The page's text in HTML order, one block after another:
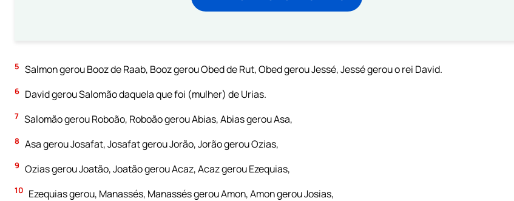
5 Salmon gerou Booz de Raab, Booz gerou Obed de Rut, Obed gerou Jessé, Jessé gerou o rei David.
6 David gerou Salomão daquela que foi (mulher) de Urias.
7 Salomão gerou Roboão, Roboão gerou Abias, Abias gerou Asa,
8 Asa gerou Josafat, Josafat gerou Jorão, Jorão gerou Ozias,
9 Ozias gerou Joatão, Joatão gerou Acaz, Acaz gerou Ezequias,
10 Ezequias gerou, Manassés, Manassés gerou Amon, Amon gerou Josias,